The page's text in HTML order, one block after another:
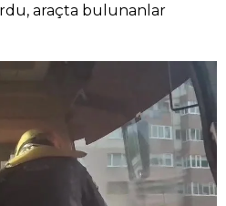
araçta bulunanlar